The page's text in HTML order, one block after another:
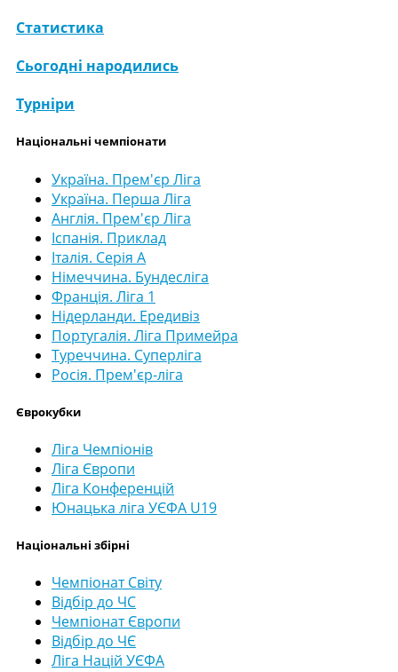
Статистика
Сьогодні народились
Турніри
Національні чемпіонати
Україна. Прем'єр Ліга
Україна. Перша Ліга
Англія. Прем'єр Ліга
Іспанія. Приклад
Італія. Серія А
Німеччина. Бундесліга
Франція. Ліга 1
Нідерланди. Ередивіз
Португалія. Ліга Примейра
Туреччина. Суперліга
Росія. Прем'єр-ліга
Єврокубки
Ліга Чемпіонів
Ліга Європи
Ліга Конференцій
Юнацька ліга УЄФА U19
Національні збірні
Чемпіонат Світу
Відбір до ЧС
Чемпіонат Європи
Відбір до ЧЄ
Ліга Націй УЄФА